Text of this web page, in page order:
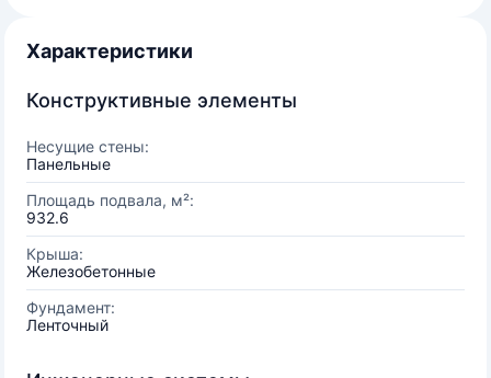
Характеристики
Конструктивные элементы
Несущие стены:
Панельные
Площадь подвала, м²:
932.6
Крыша:
Железобетонные
Фундамент:
Ленточный